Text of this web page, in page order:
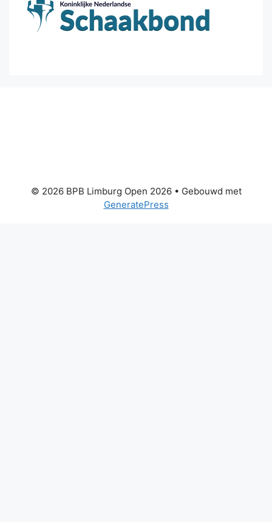
© 2026 BPB Limburg Open 2026• Gebouwd met
GeneratePress